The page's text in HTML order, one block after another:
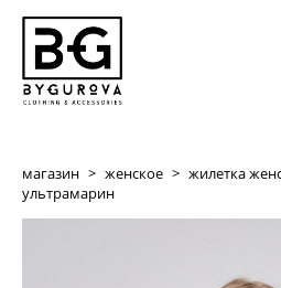
магазин > женское > жилетка
ультрамарин